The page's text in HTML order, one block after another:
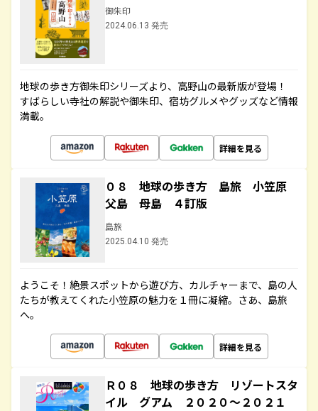
御朱印
2024.06.13 発売
地球の歩き方御朱印シリーズより、高野山の最新版が登場！
すばらしい寺社の解説や御朱印、宿坊グルメやグッズなど情報
満載。
詳細を見る
０８ 地球の歩き方 島旅 小笠原
父島 母島 ４訂版
島旅
2025.04.10 発売
ようこそ！絶景スポットから遊び方、カルチャーまで、島の人
たちが教えてくれた小笠原の魅力を１冊に凝縮。さあ、島旅
へ。
詳細を見る
Ｒ０８ 地球の歩き方 リゾートスタ
イル グアム ２０２０～２０２１